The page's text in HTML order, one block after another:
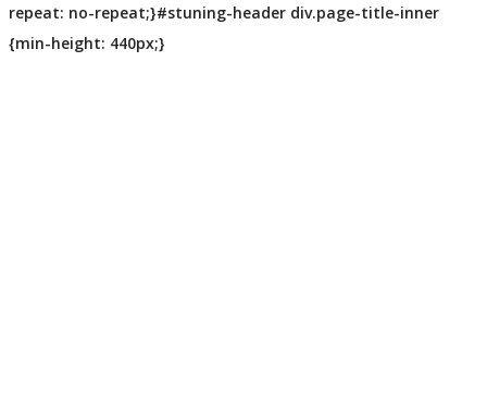
repeat: no-repeat;}#stuning-header div.page-title-inner
{min-height: 440px;}